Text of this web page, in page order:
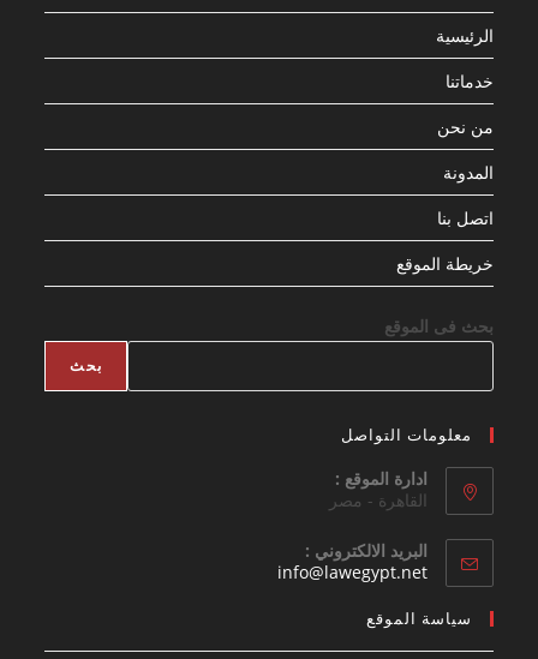
الرئيسية
خدماتنا
من نحن
المدونة
اتصل بنا
خريطة الموقع
بحث فى الموقع
بحث
معلومات التواصل
ادارة الموقع :
القاهرة - مصر
البريد الالكتروني :
info@lawegypt.net
سياسة الموقع